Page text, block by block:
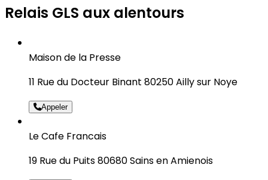
Relais GLS aux alentours
Maison de la Presse
11 Rue du Docteur Binant 80250 Ailly sur Noye
Appeler
Le Cafe Francais
19 Rue du Puits 80680 Sains en Amienois